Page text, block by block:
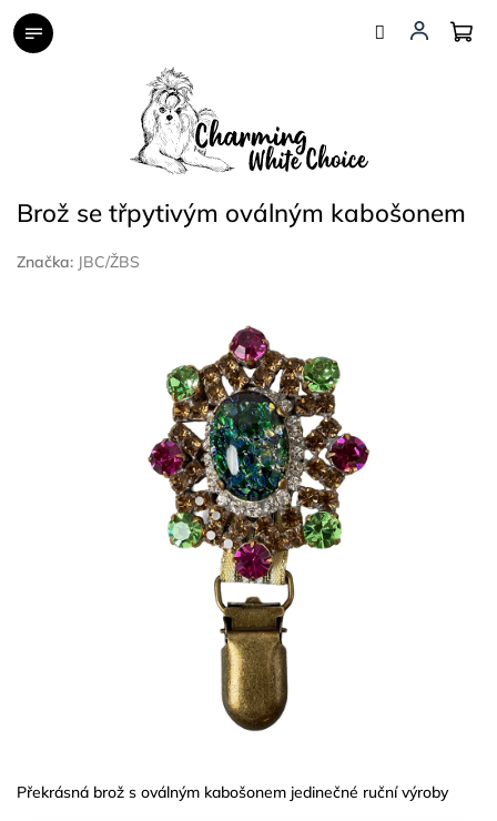
Přejít
na
Brož se třpytivým oválným kabošonem
Značka: JBC/ŽBS
Překrásná brož s oválným kabošonem jedinečné ruční výroby